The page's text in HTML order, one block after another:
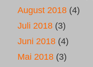
August 2018 (4)
Juli 2018 (3)
Juni 2018 (4)
Mai 2018 (3)